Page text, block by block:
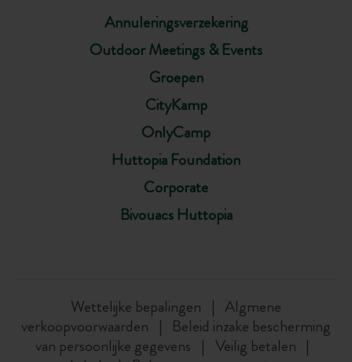
Annuleringsverzekering
Outdoor Meetings & Events
Groepen
CityKamp
OnlyCamp
Huttopia Foundation
Corporate
Bivouacs Huttopia
Wettelijke bepalingen
Algmene
verkoopvoorwaarden
Beleid inzake bescherming
van persoonlijke gegevens
Veilig betalen